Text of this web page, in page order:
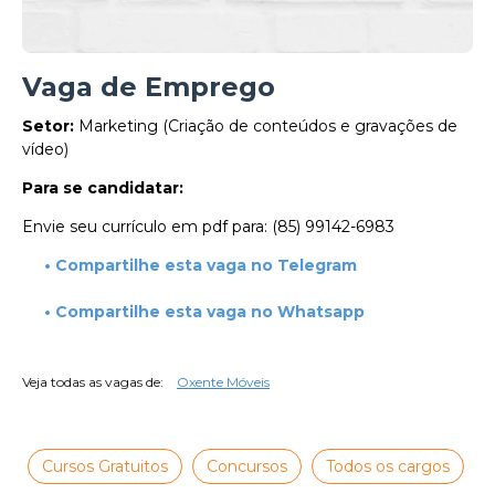
Vaga de Emprego
Setor: Marketing (Criação de conteúdos e gravações de
vídeo)
Para se candidatar:
Envie seu currículo em pdf para: (85) 99142-6983
• Compartilhe esta vaga no Telegram
• Compartilhe esta vaga no Whatsapp
Veja todas as vagas de: Oxente Móveis
Cursos Gratuitos Concursos Todos os cargos